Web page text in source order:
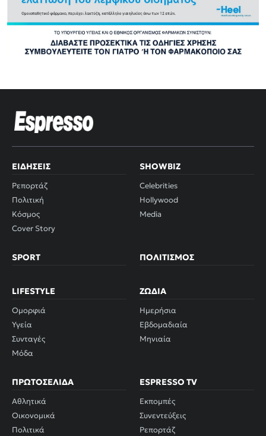
ΕΙΔΉΣΕΙΣ
Ρεπορτάζ
Πολιτική
Κόσμος
Cover Story
SHOWBIZ
Celebrities
Hollywood
Media
SPORT ΠΟΛΙΤΙΣΜΌΣ
LIFESTYLE
Ομορφιά
Υγεία
Συνταγές
Μόδα
ΖΏΔΙΑ
Ημερήσια
Εβδομαδιαία
Μηνιαία
ΠΡΩΤΟΣΈΛΙΔΑ
Αθλητικά
Οικονομικά
Πολιτικά
ESPRESSO TV
Εκπομπές
Συνεντεύξεις
Ρεπορτάζ